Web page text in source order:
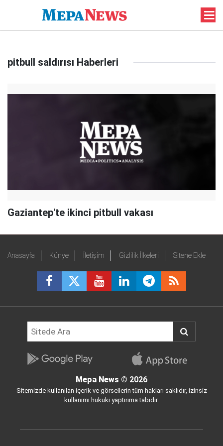
pitbull saldırısı Haberleri
Gaziantep'te ikinci pitbull vakası
Anasayfa Künye İletişim Gizlilik İlkeleri Sitene Ekle
Mepa News © 2026
Sitemizde kullanılan içerik ve görsellerin tüm hakları saklıdır, izinsiz
kullanımı hukuki yaptırıma tabidir.